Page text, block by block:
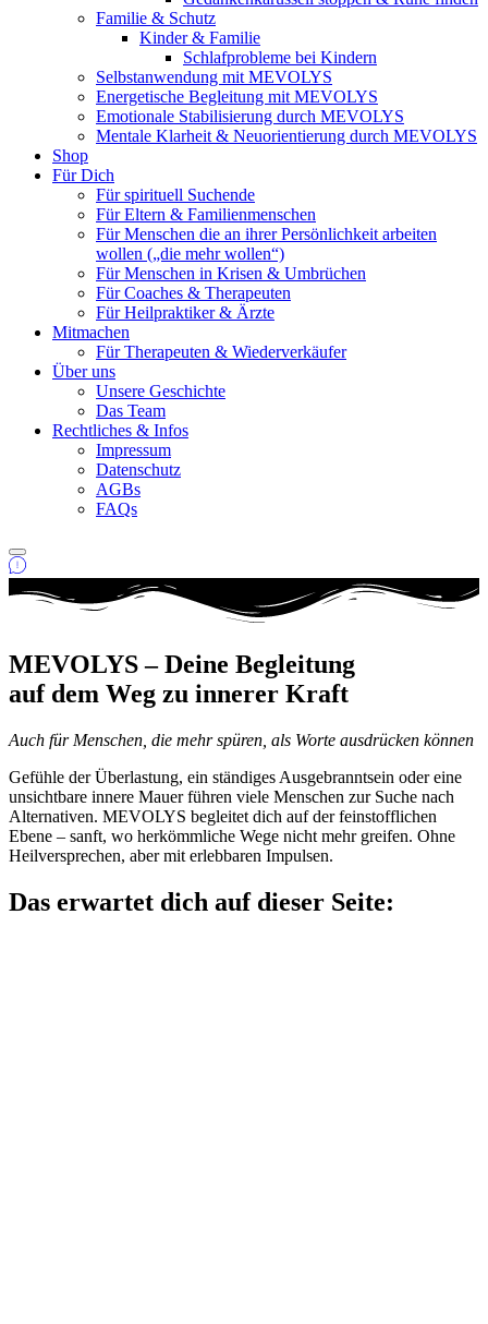
Familie & Schutz
Kinder & Familie
Schlafprobleme bei Kindern
Selbstanwendung mit MEVOLYS
Energetische Begleitung mit MEVOLYS
Emotionale Stabilisierung durch MEVOLYS
Mentale Klarheit & Neuorientierung durch MEVOLYS
Shop
Für Dich
Für spirituell Suchende
Für Eltern & Familienmenschen
Für Menschen die an ihrer Persönlichkeit arbeiten
wollen („die mehr wollen“)
Für Menschen in Krisen & Umbrüchen
Für Coaches & Therapeuten
Für Heilpraktiker & Ärzte
Mitmachen
Für Therapeuten & Wiederverkäufer
Über uns
Unsere Geschichte
Das Team
Rechtliches & Infos
Impressum
Datenschutz
AGBs
FAQs
MEVOLYS – Deine Begleitung
auf dem Weg zu innerer Kraft
Auch für Menschen, die mehr spüren, als Worte ausdrücken können
Gefühle der Überlastung, ein ständiges Ausgebranntsein oder eine
unsichtbare innere Mauer führen viele Menschen zur Suche nach
Alternativen. MEVOLYS begleitet dich auf der feinstofflichen
Ebene – sanft, wo herkömmliche Wege nicht mehr greifen. Ohne
Heilversprechen, aber mit erlebbaren Impulsen.
Das erwartet dich auf dieser Seite: